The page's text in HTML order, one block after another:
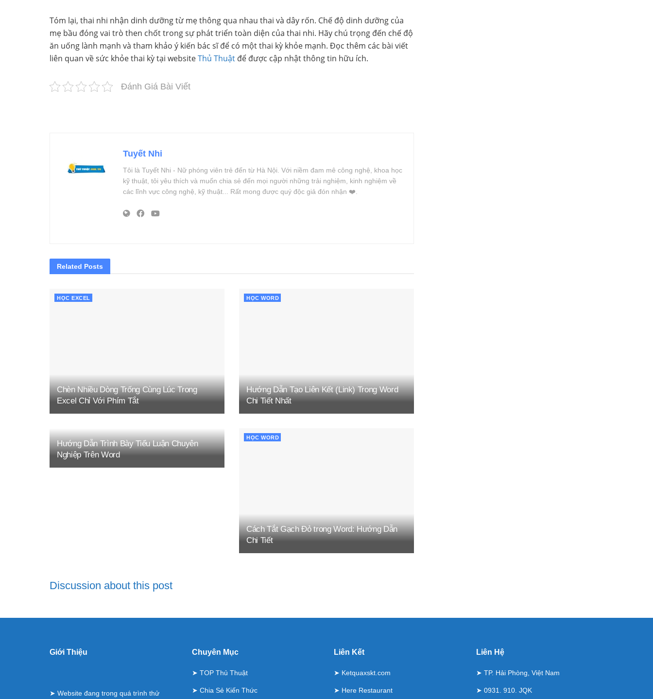
Tóm lại, thai nhi nhận dinh dưỡng từ mẹ thông qua nhau thai và dây rốn. Chế độ dinh dưỡng của
mẹ bầu đóng vai trò then chốt trong sự phát triển toàn diện của thai nhi. Hãy chú trọng đến chế độ
ăn uống lành mạnh và tham khảo ý kiến bác sĩ để có một thai kỳ khỏe mạnh. Đọc thêm các bài viết
liên quan về sức khỏe thai kỳ tại websiteThủ Thuật để được cập nhật thông tin hữu ích.
Đánh Giá Bài Viết
Tuyết Nhi
Tôi là Tuyết Nhi - Nữ phóng viên trẻ đến từ Hà Nội. Với niềm đam mê công nghệ, khoa học
kỹ thuật, tôi yêu thích và muốn chia sẻ đến mọi người những trải nghiệm, kinh nghiệm về
các lĩnh vực công nghệ, kỹ thuật... Rất mong được quý độc giả đón nhận ❤️.
Related Posts
HỌC EXCEL
Chèn Nhiều Dòng Trống Cùng Lúc Trong
Excel Chỉ Với Phím Tắt
HỌC WORD
Hướng Dẫn Tạo Liên Kết (Link) Trong Word
Chi Tiết Nhất
Hướng Dẫn Trình Bày Tiểu Luận Chuyên
Nghiệp Trên Word
HỌC WORD
Cách Tắt Gạch Đỏ trong Word: Hướng Dẫn
Chi Tiết
Discussion about this post
Giới Thiệu
➤ Website đang trong quá trình thử
Chuyên Mục
➤ TOP Thủ Thuật
➤ Chia Sẻ Kiến Thức
Liên Kết
➤ Ketquaxskt.com
➤ Here Restaurant
Liên Hệ
➤ TP. Hải Phòng, Việt Nam
➤ 0931. 910. JQK